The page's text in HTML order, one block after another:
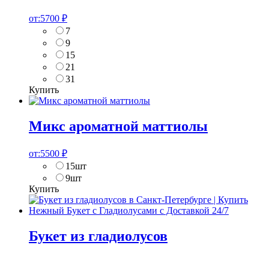
от:5700 ₽
7
9
15
21
31
Купить
Микс ароматной маттиолы
от:5500 ₽
15шт
9шт
Купить
Букет из гладиолусов